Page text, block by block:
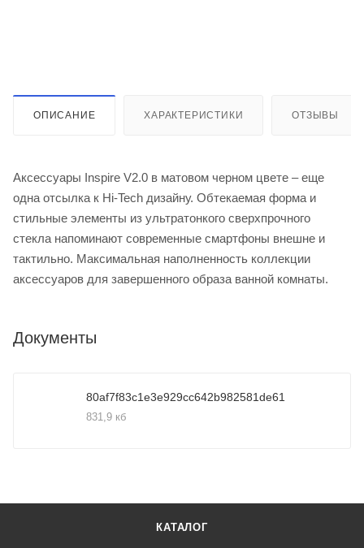
ОПИСАНИЕ ХАРАКТЕРИСТИКИ ОТЗЫВЫ
Аксессуары Inspire V2.0 в матовом черном цвете – еще
одна отсылка к Hi-Tech дизайну. Обтекаемая форма и
стильные элементы из ультратонкого сверхпрочного
стекла напоминают современные смартфоны внешне и
тактильно. Максимальная наполненность коллекции
аксессуаров для завершенного образа ванной комнаты.
Документы
80af7f83c1e3e929cc642b982581de61
831,9 кб
КАТАЛОГ